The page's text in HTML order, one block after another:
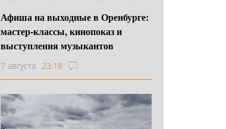
Афиша на выходные в Оренбурге:
мастер-классы, кинопоказ и
выступления музыкантов
7 августа 23:18